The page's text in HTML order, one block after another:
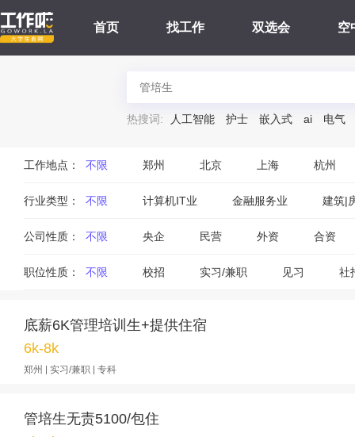
首页 找工作 双选会 空
热搜词: 人工智能 护士 嵌入式 ai 电气
工作地点： 不限 郑州 北京 上海 杭州
行业类型： 不限 计算机IT业 金融服务业 建筑|
公司性质： 不限 央企 民营 外资 合资
职位性质： 不限 校招 实习/兼职 见习 社
底薪6K管理培训生+提供住宿
6k-8k
郑州 | 实习/兼职 | 专科
管培生无责5100/包住